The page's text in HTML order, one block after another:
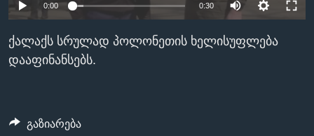
ᲡᲢᲣᲓᲘᲐ ᲕᲐᲨᲘᲜᲒᲢᲝᲜᲘ
ᲔᲙᲝᲜᲝᲛᲘᲙᲐ
ᲯᲐᲜᲛᲠᲗᲔᲚᲝᲑᲐ
ᲛᲔᲪᲜᲘᲔᲠᲔᲑᲐ
ᲗᲕᲐᲚᲘ ᲒᲕᲐᲓᲔᲕᲜᲔᲗ
ენები
0:00 0:30
ქალაქს სრულად პოლონეთის ხელისუფლება
დააფინანსებს.
გაზიარება